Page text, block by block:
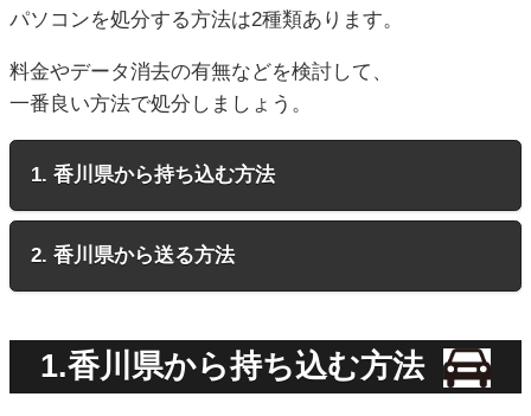
パソコンを処分する方法は2種類あります。
料金やデータ消去の有無などを検討して、
一番良い方法で処分しましょう。
1. 香川県から持ち込む方法
2. 香川県から送る方法
1.香川県から持ち込む方法